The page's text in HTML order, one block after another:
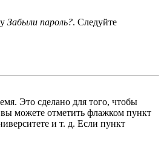
Забыли пароль?. Следуйте
Это сделано для того, чтобы
вы можете отметить флажком пункт
и т. д. Если пункт